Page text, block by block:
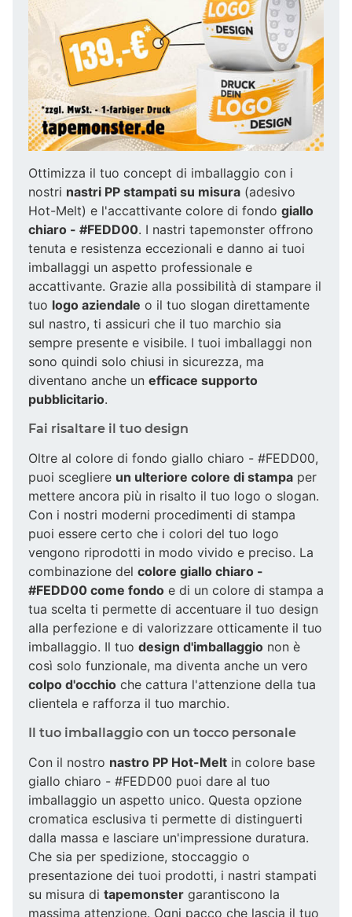
Ottimizza il tuo concept di imballaggio con i
nostri nastri PP stampati su misura (adesivo
Hot-Melt) e l'accattivante colore di fondo giallo
chiaro - #FEDD00. I nastri tapemonster offrono
tenuta e resistenza eccezionali e danno ai tuoi
imballaggi un aspetto professionale e
accattivante. Grazie alla possibilità di stampare il
tuo logo aziendale o il tuo slogan direttamente
sul nastro, ti assicuri che il tuo marchio sia
sempre presente e visibile. I tuoi imballaggi non
sono quindi solo chiusi in sicurezza, ma
diventano anche un efficace supporto
pubblicitario.
Fai risaltare il tuo design
Oltre al colore di fondo giallo chiaro - #FEDD00,
puoi scegliere un ulteriore colore di stampa per
mettere ancora più in risalto il tuo logo o slogan.
Con i nostri moderni procedimenti di stampa
puoi essere certo che i colori del tuo logo
vengono riprodotti in modo vivido e preciso. La
combinazione del colore giallo chiaro -
#FEDD00 come fondo e di un colore di stampa a
tua scelta ti permette di accentuare il tuo design
alla perfezione e di valorizzare otticamente il tuo
imballaggio. Il tuo design d'imballaggio non è
così solo funzionale, ma diventa anche un vero
colpo d'occhio che cattura l'attenzione della tua
clientela e rafforza il tuo marchio.
Il tuo imballaggio con un tocco personale
Con il nostro nastro PP Hot-Melt in colore base
giallo chiaro - #FEDD00 puoi dare al tuo
imballaggio un aspetto unico. Questa opzione
cromatica esclusiva ti permette di distinguerti
dalla massa e lasciare un'impressione duratura.
Che sia per spedizione, stoccaggio o
presentazione dei tuoi prodotti, i nastri stampati
su misura di tapemonster garantiscono la
massima attenzione. Ogni pacco che lascia il tuo